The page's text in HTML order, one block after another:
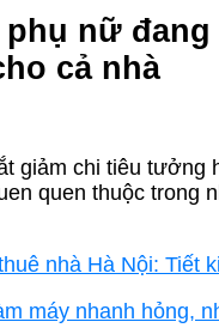
nữ
cả nhà
giảm chi tiêu
quen thuộc trong
nhà Hà Nội:
máy nhanh hỏng,